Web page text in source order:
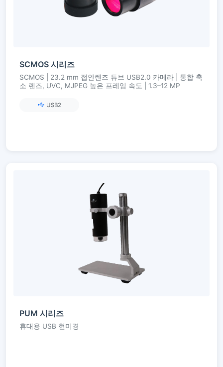
SCMOS 시리즈
SCMOS | 23.2 mm 접안렌즈 튜브 USB2.0 카메라 | 통합 축
소 렌즈, UVC, MJPEG 높은 프레임 속도 | 1.3–12 MP
USB2
PUM 시리즈
휴대용 USB 현미경